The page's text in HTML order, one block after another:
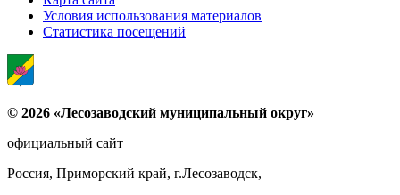
Условия использования материалов
Статистика посещений
© 2026 «Лесозаводский муниципальный округ»
официальный сайт
Россия, Приморский край, г.Лесозаводск,